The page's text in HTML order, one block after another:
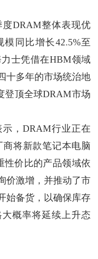
DRAM整体表现优
同比增长42.5%至
士凭借在HBM领域
十多年的市场统治地
登顶全球DRAM市场
，DRAM行业正在
将新款笔记本电脑
性价比的产品领域依
价激增，并推动了市
始备货，以确保库存
概率将延续上升态